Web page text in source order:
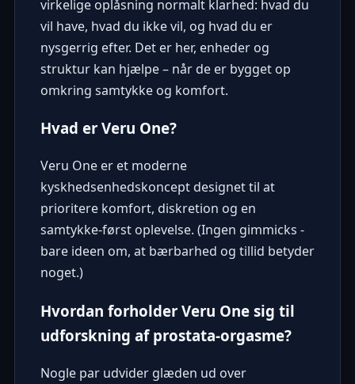
virkelige oplåsning normalt klarhed: hvad du
vil have, hvad du ikke vil, og hvad du er
nysgerrig efter. Det er her, enheder og
struktur kan hjælpe – når de er bygget op
omkring samtykke og komfort.
Hvad er Veru One?
Veru One er et moderne
kyskhedsenhedskoncept designet til at
prioritere komfort, diskretion og en
samtykke-først oplevelse. (Ingen gimmicks -
bare ideen om, at bærbarhed og tillid betyder
noget.)
Hvordan forholder Veru One sig til
udforskning af prostata-orgasme?
Nogle par udvider glæden ud over